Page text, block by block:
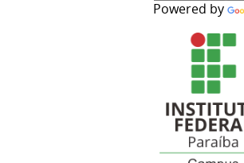
Powered by